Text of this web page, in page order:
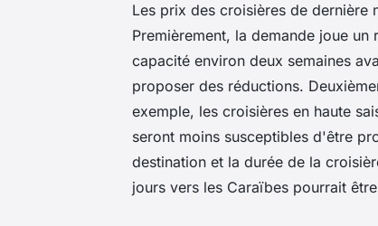
Les prix des croisières de dernière
Premièrement, la demande joue
capacité environ deux semaines
proposer des réductions.
exemple, les croisières en haute
seront moins susceptibles d'être
destination et la durée de la
jours vers les Caraïbes pourrait